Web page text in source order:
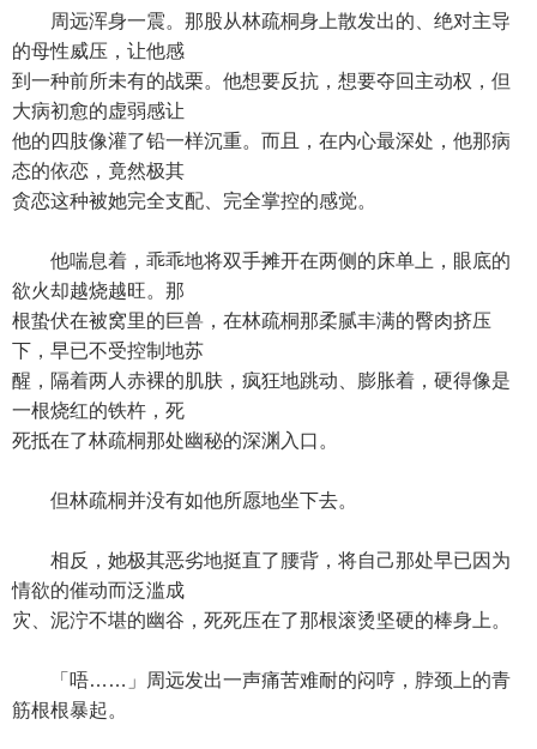
周远浑身一震。那股从林疏桐身上散发出的、绝对主导
的母性威压，让他感
到一种前所未有的战栗。他想要反抗，想要夺回主动权，但
大病初愈的虚弱感让
他的四肢像灌了铅一样沉重。而且，在内心最深处，他那病
态的依恋，竟然极其
贪恋这种被她完全支配、完全掌控的感觉。
他喘息着，乖乖地将双手摊开在两侧的床单上，眼底的
欲火却越烧越旺。那
根蛰伏在被窝里的巨兽，在林疏桐那柔腻丰满的臀肉挤压
下，早已不受控制地苏
醒，隔着两人赤裸的肌肤，疯狂地跳动、膨胀着，硬得像是
一根烧红的铁杵，死
死抵在了林疏桐那处幽秘的深渊入口。
但林疏桐并没有如他所愿地坐下去。
相反，她极其恶劣地挺直了腰背，将自己那处早已因为
情欲的催动而泛滥成
灾、泥泞不堪的幽谷，死死压在了那根滚烫坚硬的棒身上。
「唔……」周远发出一声痛苦难耐的闷哼，脖颈上的青
筋根根暴起。